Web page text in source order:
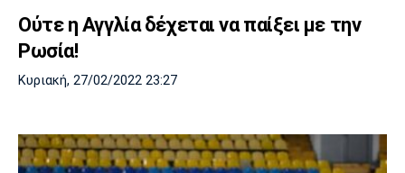
Ούτε η Αγγλία δέχεται να παίξει με την
Ρωσία!
Κυριακή, 27/02/2022 23:27